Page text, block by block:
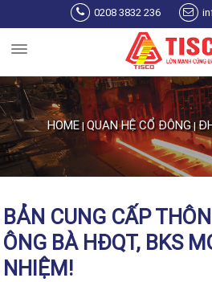
Skip to main content0208 3832 236
You are here
HOME|QUAN HỆ CỔ ĐÔNG|
BẢN CUNG CẤP
ÔNG BÀ HĐQT, BKS
NHIỆM!